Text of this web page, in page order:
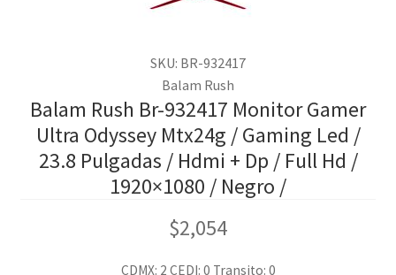
SKU: BR-932417
Balam Rush
Balam Rush Br-932417 Monitor Gamer
Ultra Odyssey Mtx24g / Gaming Led /
23.8 Pulgadas / Hdmi + Dp / Full Hd /
1920×1080 / Negro /
$2,054
CDMX: 2 CEDI: 0 Transito: 0